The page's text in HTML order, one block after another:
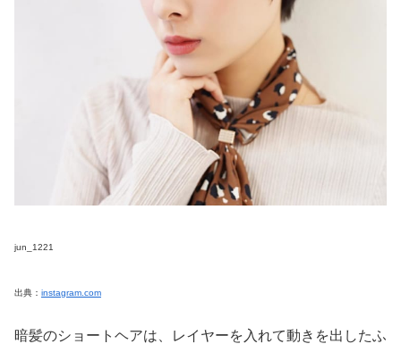
jun_1221
出典： instagram.com
暗髪のショートヘアは、レイヤーを入れて動きを出したふ